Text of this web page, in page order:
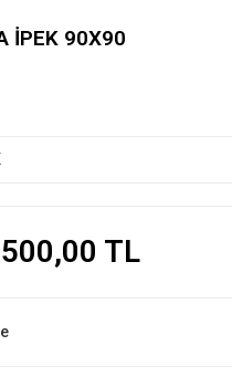
İPEK 90X90
TL